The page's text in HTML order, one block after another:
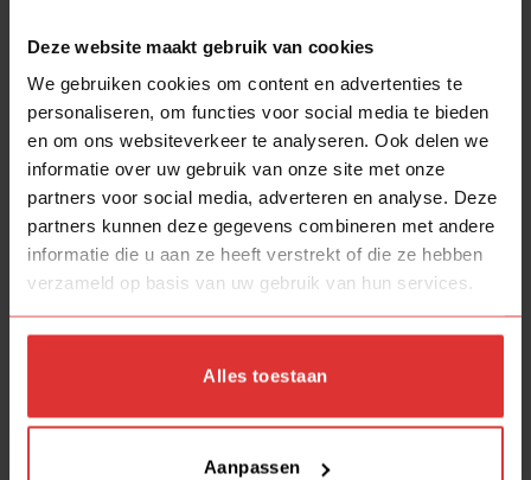
Deze website maakt gebruik van cookies
We gebruiken cookies om content en advertenties te
personaliseren, om functies voor social media te bieden
en om ons websiteverkeer te analyseren. Ook delen we
informatie over uw gebruik van onze site met onze
partners voor social media, adverteren en analyse. Deze
partners kunnen deze gegevens combineren met andere
informatie die u aan ze heeft verstrekt of die ze hebben
verzameld op basis van uw gebruik van hun services.
Alles toestaan
Aanpassen
worden uiterlijk op maandag beantwoord.
Aanvullende informatie
Algemeen
SKU leverancier P6502.38
Familie Bright